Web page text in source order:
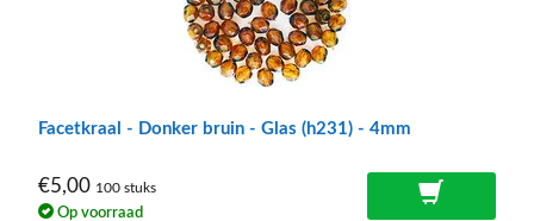
Facetkraal - Donker bruin - Glas (h231) - 4mm
€5,00 100 stuks
Op voorraad